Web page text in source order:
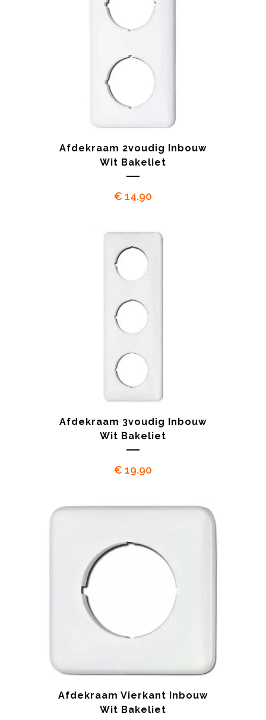
Afdekraam 2voudig Inbouw
Wit Bakeliet
€ 14.90
Afdekraam 3voudig Inbouw
Wit Bakeliet
€ 19.90
Afdekraam Vierkant Inbouw
Wit Bakeliet